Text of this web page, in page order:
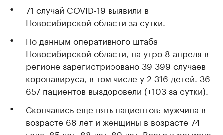
71 случай COVID-19 выявили в
Новосибирской области за сутки.
По данным оперативного штаба
Новосибирской области, на утро 8 апреля в
регионе зарегистрировано 39 399 случаев
коронавируса, в том числе у 2 316 детей. 36
657 пациентов выздоровели (+103 за сутки).
Скончались еще пять пациентов: мужчина в
возрасте 68 лет и женщины в возрасте 74